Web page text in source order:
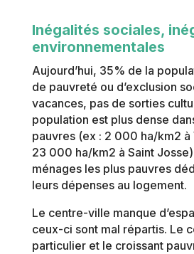
Inégalités sociales,
environnementales
Aujourd’hui, 35% de la
de pauvreté ou d’exclusion
vacances, pas de sorties
population est plus dense
pauvres (ex : 2 000 ha/km2 à
23 000 ha/km2 à Saint
ménages les plus pauvres
leurs dépenses au logement.
Le centre-ville manque
ceux-ci sont mal répartis​. Le
particulier et le croissant